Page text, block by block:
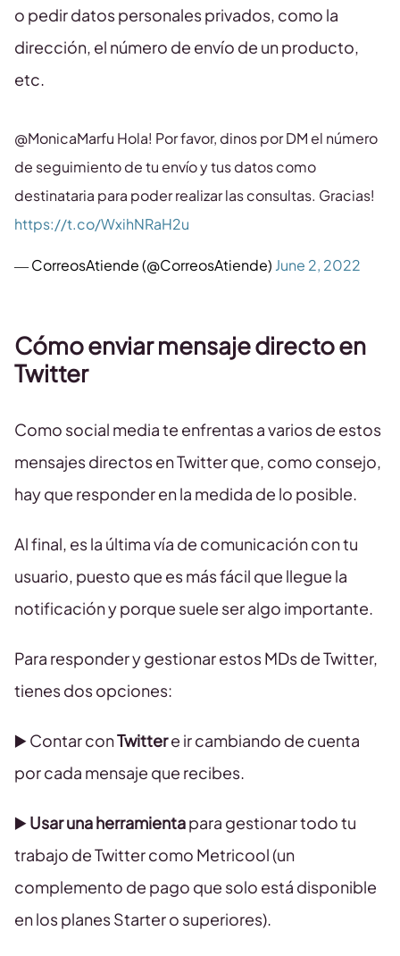
o pedir datos personales privados, como la
dirección, el número de envío de un producto,
etc.
@MonicaMarfu Hola! Por favor, dinos por DM el número
de seguimiento de tu envío y tus datos como
destinataria para poder realizar las consultas. Gracias!
https://t.co/WxihNRaH2u
— CorreosAtiende (@CorreosAtiende)June 2, 2022
Cómo enviar mensaje directo en
Twitter
Como social media te enfrentas a varios de estos
mensajes directos en Twitter que, como consejo,
hay que responder en la medida de lo posible.
Al final, es la última vía de comunicación con tu
usuario, puesto que es más fácil que llegue la
notificación y porque suele ser algo importante.
Para responder y gestionar estos MDs de Twitter,
tienes dos opciones:
▶️ Contar conTwittere ir cambiando de cuenta
por cada mensaje que recibes.
▶️Usar una herramientapara gestionar todo tu
trabajo de Twitter como Metricool (un
complemento de pago que solo está disponible
en los planes Starter o superiores).